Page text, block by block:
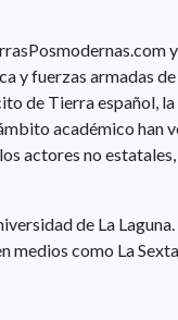
y fuerzas armadas
de Tierra español, la
académico han
actores no
de La
medios como La